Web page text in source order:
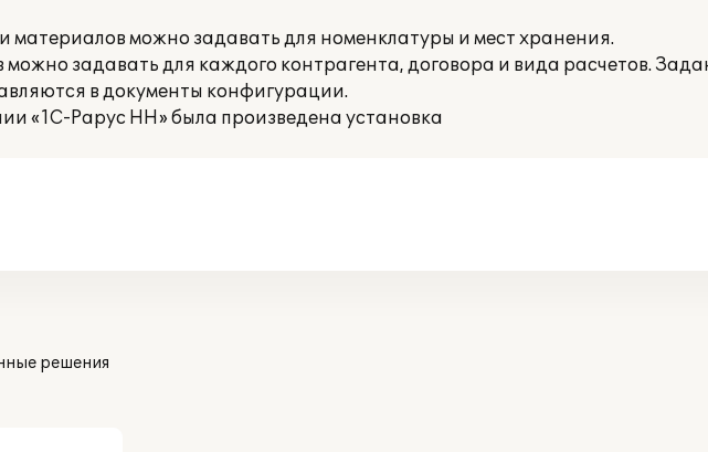
материалов можно задавать для номенклатуры и мест хранения.
можно задавать для каждого контрагента, договора и вида расчетов.
в документы конфигурации.
«1С-Рарус НН» была произведена установка
решения